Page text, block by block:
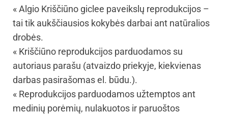
« Algio Kriščiūno giclee paveikslų reprodukcijos –
tai tik aukščiausios kokybės darbai ant natūralios
drobės.
« Kriščiūno reprodukcijos parduodamos su
autoriaus parašu (atvaizdo priekyje, kiekvienas
darbas pasirašomas el. būdu.).
« Reprodukcijos parduodamos užtemptos ant
medinių porėmių, nulakuotos ir paruoštos